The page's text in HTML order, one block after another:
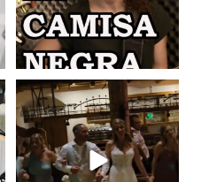
Abschlusslied der Hochzeit
Was für ein...
53 0